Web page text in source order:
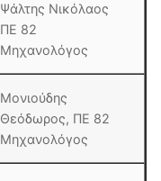
Ψάλτης Νικόλαος
ΠΕ 82
Μηχανολόγος
Μονιούδης
Θεόδωρος, ΠΕ 82
Μηχανολόγος